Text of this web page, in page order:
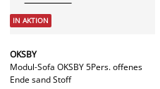
IN AKTION
OKSBY
Modul-Sofa OKSBY 5Pers. offenes
Ende sand Stoff